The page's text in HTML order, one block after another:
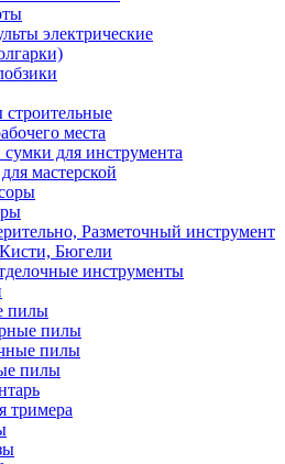
электрические
места
для инструмента
мастерской
Разметочный инструмент
Бюгели
инструменты
пилы
пилы
пилы
пилы
тримера